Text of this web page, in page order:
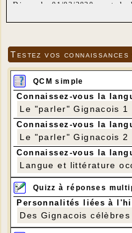
Dimanche 01/03/2020 au stade
Testez vos
QCM simple
Connaissez-vous la
Le "parler" Gignacois 1
Connaissez-vous la
Le "parler" Gignacois 2
Connaissez-vous la
Langue et littérature
Quizz à réponses
Personnalités liées à
Des Gignacois célèbres